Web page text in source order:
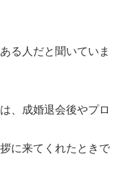
る人だと聞いていま
、成婚退会後やプロ
に来てくれたときで